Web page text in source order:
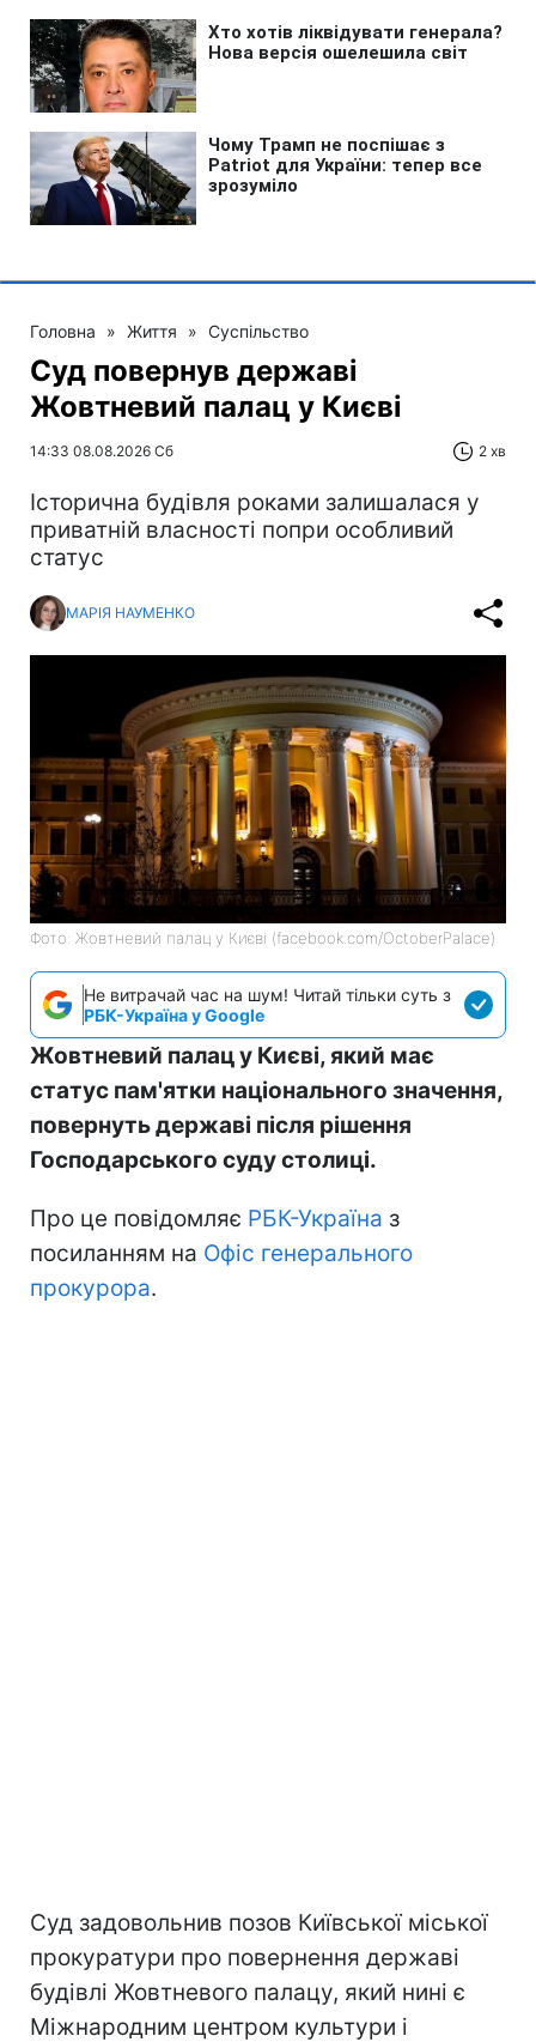
Головна » Життя » Суспільство
Суд повернув державі
Жовтневий палац у Києві
14:33 08.08.2026 Сб 2 хв
Історична будівля роками залишалася у
приватній власності попри особливий
статус
МАРІЯ НАУМЕНКО
Фото: Жовтневий палац у Києві (facebook.com/OctoberPalace)
Не витрачай час на шум! Читай тільки суть з
РБК-Україна у Google
Жовтневий палац у Києві, який має
статус пам'ятки національного значення,
повернуть державі після рішення
Господарського суду столиці.
Про це повідомляє РБК-Україна з
посиланням на Офіс генерального
прокурора.
Суд задовольнив позов Київської міської
прокуратури про повернення державі
будівлі Жовтневого палацу, який нині є
Міжнародним центром культури і